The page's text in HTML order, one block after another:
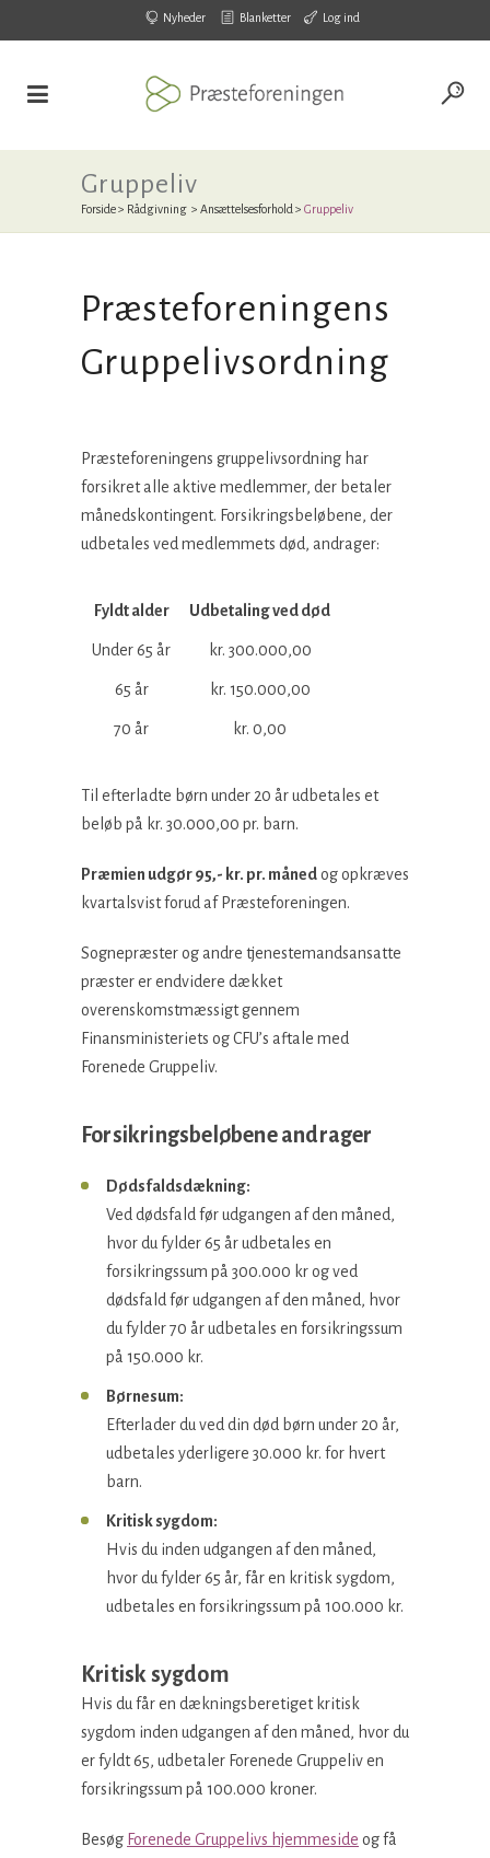
Nyheder Blanketter Log ind
Gruppeliv
Forside> Rådgivning > Ansættelsesforhold > Gruppeliv
Præsteforeningens
Gruppelivsordning
Præsteforeningens gruppelivsordning har
forsikret alle aktive medlemmer, der betaler
månedskontingent. Forsikringsbeløbene, der
udbetales ved medlemmets død, andrager:
Fyldt alder Udbetaling ved død
Under 65 år kr. 300.000,00
65 år kr. 150.000,00
70 år kr. 0,00
Til efterladte børn under 20 år udbetales et
beløb på kr. 30.000,00 pr. barn.
Præmien udgør 95,- kr. pr. månedog opkræves
kvartalsvist forud af Præsteforeningen.
Sognepræster og andre tjenestemandsansatte
præster er endvidere dækket
overenskomstmæssigt gennem
Finansministeriets og CFU’s aftale med
Forenede Gruppeliv.
Forsikringsbeløbene andrager
Dødsfaldsdækning:
Ved dødsfald før udgangen af den måned,
hvor du fylder 65 år udbetales en
forsikringssum på 300.000 kr og ved
dødsfald før udgangen af den måned, hvor
du fylder 70 år udbetales en forsikringssum
på 150.000 kr.
Børnesum:
Efterlader du ved din død børn under 20 år,
udbetales yderligere 30.000 kr. for hvert
barn.
Kritisk sygdom:
Hvis du inden udgangen af den måned,
hvor du fylder 65 år, får en kritisk sygdom,
udbetales en forsikringssum på 100.000 kr.
Kritisk sygdom
Hvis du får en dækningsberetiget kritisk
sygdom inden udgangen af den måned, hvor du
er fyldt 65, udbetaler Forenede Gruppeliv en
forsikringssum på 100.000 kroner.
Besøg Forenede Gruppelivs hjemmeside og få